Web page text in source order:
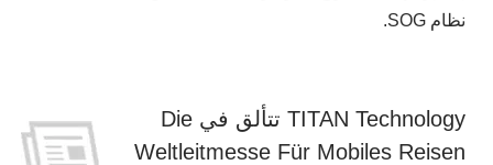
نظام SOG.
TITAN Technology تتألق في Die
Weltleitmesse Für Mobiles Reisen